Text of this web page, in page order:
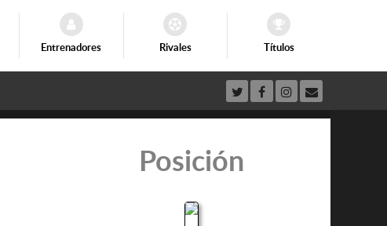
Entrenadores Rivales Títulos
Posición